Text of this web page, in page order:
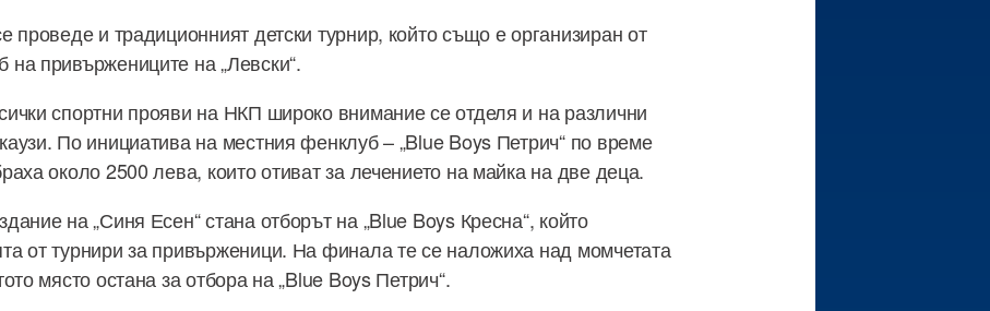
проведе и традиционният детски турнир, който също е организиран от
на привържениците на „Левски“.
спортни прояви на НКП широко внимание се отделя и на различни
По инициатива на местния фенклуб – „Blue Boys Петрич“ по време
около 2500 лева, които отиват за лечението на майка на две деца.
на „Синя Есен“ стана отборът на „Blue Boys Кресна“, който
от турнири за привърженици. На финала те се наложиха над момчетата
място остана за отбора на „Blue Boys Петрич“.